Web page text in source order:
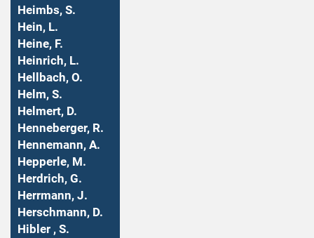
Heimbs, S.
Hein, L.
Heine, F.
Heinrich, L.
Hellbach, O.
Helm, S.
Helmert, D.
Henneberger, R.
Hennemann, A.
Hepperle, M.
Herdrich, G.
Herrmann, J.
Herschmann, D.
Hibler , S.